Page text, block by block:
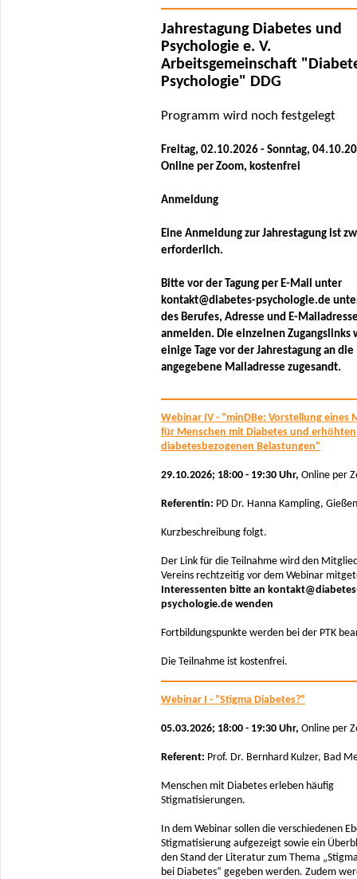
Jahrestagung Diabetes und
Psychologie e. V.
Arbeitsgemeinschaft
Psychologie" DDG
Programm wird noch festgelegt
Freitag, 02.10.2026 - Sonntag,
Online per Zoom, kostenfrei
Anmeldung
Eine Anmeldung zur Jahrestagung ist
erforderlich.
Bitte vor der Tagung per E-Mail unter
kontakt@diabetes-psychologie.de
des Berufes, Adresse und E-
anmelden. Die einzelnen Zugangslinks
einige Tage vor der Jahrestagung an die
angegebene Mailadresse zugesandt.
Webinar IV - "minDBe: Vorstellung eines
für Menschen mit Diabetes und erhöhten
diabetesbezogenen Belastungen"
29.10.2026; 18:00 - 19:30 Uhr, Online per
Referentin: PD Dr. Hanna Kampling, Gießen
Kurzbeschreibung folgt.
Der Link für die Teilnahme wird den
Vereins rechtzeitig vor dem Webinar
Interessenten bitte an
psychologie.de wenden
Fortbildungspunkte werden bei der PTK
Die Teilnahme ist kostenfrei.
Webinar I - "Stigma Diabetes?"
05.03.2026; 18:00 - 19:30 Uhr, Online per
Referent: Prof. Dr. Bernhard Kulzer, Bad
Menschen mit Diabetes erleben häufig
Stigmatisierungen.
In dem Webinar sollen die verschiedenen
Stigmatisierung aufgezeigt sowie ein
den Stand der Literatur zum Thema
bei Diabetes“ gegeben werden. Zudem